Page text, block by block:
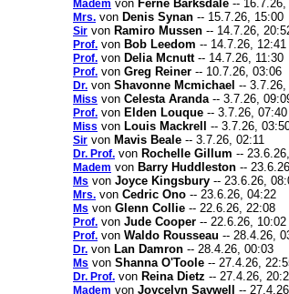
Madem von Ferne Barksdale -- 16.7.26,
Mrs. von Denis Synan -- 15.7.26, 15:00
Sir von Ramiro Mussen -- 14.7.26,
Prof. von Bob Leedom -- 14.7.26, 12:41
Prof. von Delia Mcnutt-- 14.7.26, 11:30
Prof. von Greg Reiner -- 10.7.26, 03:06
Dr. von Shavonne Mcmichael -- 3.7.26,
Miss von Celesta Aranda-- 3.7.26,
Prof. von Elden Louque -- 3.7.26, 07:40
Miss von Louis Mackrell -- 3.7.26,
Sir von Mavis Beale -- 3.7.26, 02:11
Dr. Prof. von Rochelle Gillum --
Madem von Barry Huddleston --
Ms von Joyce Kingsbury -- 23.6.26,
Mrs. von Cedric Ono -- 23.6.26, 04:22
Ms von Glenn Collie -- 22.6.26, 22:08
Prof. von Jude Cooper -- 22.6.26, 10:02
Prof. von Waldo Rousseau -- 28.4.26,
Dr. von Lan Damron -- 28.4.26, 00:03
Ms von Shanna O'Toole -- 27.4.26,
Dr. Prof. von Reina Dietz -- 27.4.26,
Madem von Joycelyn Saywell --